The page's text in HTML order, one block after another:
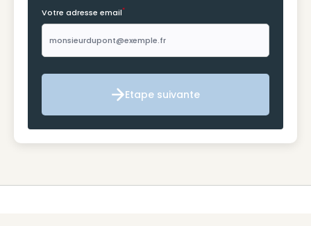
Votre adresse email*
Etape suivante
Etape suivante